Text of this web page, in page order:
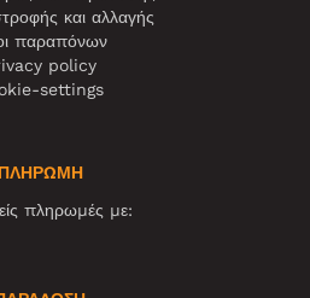
και αλλαγής
παραπόνων
policy
settings
ΠΛΗΡΩΜΗ
πληρωμές με: